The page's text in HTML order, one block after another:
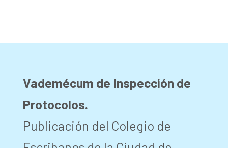
Vademécum de Inspección de
Protocolos.
Publicación del Colegio de